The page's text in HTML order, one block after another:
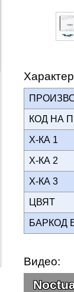
КОД НА
Х-КА 1
Х-КА 2
Х-КА 3
ЦВЯТ
БАРКОД
Видео: